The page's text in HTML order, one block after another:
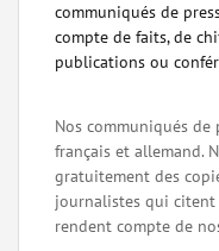
communiqués de
compte de faits, de
publications ou
Nos communiqués
français et allemand.
gratuitement des
journalistes qui
rendent compte de